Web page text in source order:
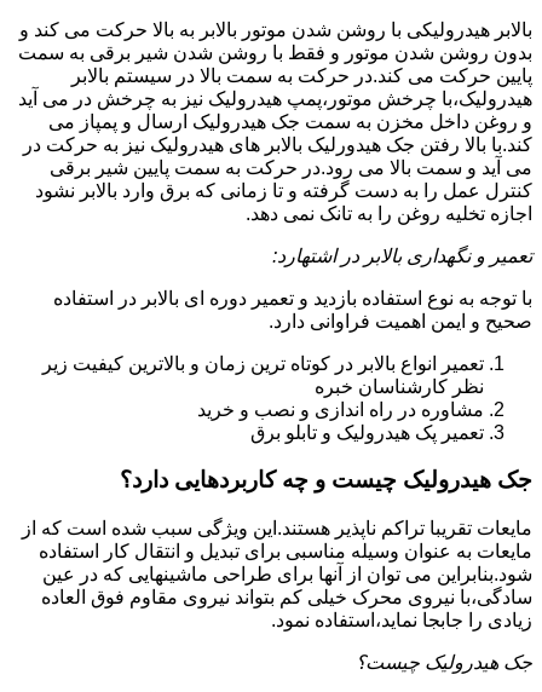
بالابر هیدرولیکی با روشن شدن موتور بالابر به بالا حرکت می کند و
بدون روشن شدن موتور و فقط با روشن شدن شیر برقی به سمت
پایین حرکت می کند.در حرکت به سمت بالا در سیستم بالابر
هیدرولیک،با چرخش موتور،پمپ هیدرولیک نیز به چرخش در می آید
و روغن داخل مخزن به سمت جک هیدرولیک ارسال و پمپاز می
کند.با بالا رفتن جک هیدورلیک بالابر های هیدرولیک نیز به حرکت در
می آید و سمت بالا می رود.در حرکت به سمت پایین شیر برقی
کنترل عمل را به دست گرفته و تا زمانی که برق وارد بالابر نشود
اجازه تخلیه روغن را به تانک نمی دهد.
تعمیر و نگهداری بالابر در اشتهارد:
با توجه به نوع استفاده بازدید و تعمیر دوره ای بالابر در استفاده
صحیح و ایمن اهمیت فراوانی دارد.
تعمیر انواع بالابر در کوتاه ترین زمان و بالاترین کیفیت زیر
نظر کارشناسان خبره
مشاوره در راه اندازی و نصب و خرید
تعمیر پک هیدرولیک و تابلو برق
جک هیدرولیک چیست و چه کاربردهایی دارد؟
مایعات تقریبا تراکم ناپذیر هستند.این ویژگی سبب شده است که از
مایعات به عنوان وسیله مناسبی برای تبدیل و انتقال کار استفاده
شود.بنابراین می توان از آنها برای طراحی ماشینهایی که در عین
سادگی،با نیروی محرک خیلی کم بتواند نیروی مقاوم فوق العاده
زیادی را جابجا نماید،استفاده نمود.
جک هیدرولیک چیست؟